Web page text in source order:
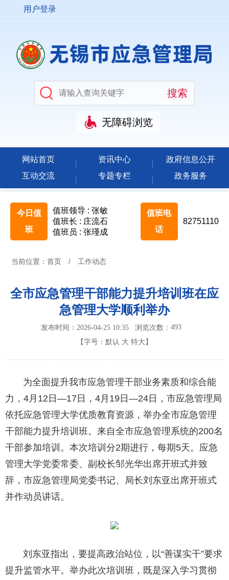
用户登录
无障碍浏览
网站首页 资讯中心
政府信息公开
互动交流
专题专栏 政务服务
今日值
班
值班领导 : 张敏
值班长 : 庄流石
值班员 : 张瑾成
值班电
话
82751110
当前位置： 首页 / 工作动态
全市应急管理干部能力提升培训班在应
急管理大学顺利举办
发布时间：2026-04-25 10:35 浏览次数： 493
【字号： 默认 大 特大 】
为全面提升我市应急管理干部业务素质和综合能
力，4月12日—17日，4月19日—24日，市应急管理局
依托应急管理大学优质教育资源，举办全市应急管理
干部能力提升培训班。来自全市应急管理系统的200名
干部参加培训。本次培训分2期进行，每期5天。应急
管理大学党委常委、副校长邹光华出席开班式并致
辞，市应急管理局党委书记、局长刘东亚出席开班式
并作动员讲话。
刘东亚指出，要提高政治站位，以“善谋实干”要求
提升监管水平。举办此次培训班，既是深入学习贯彻